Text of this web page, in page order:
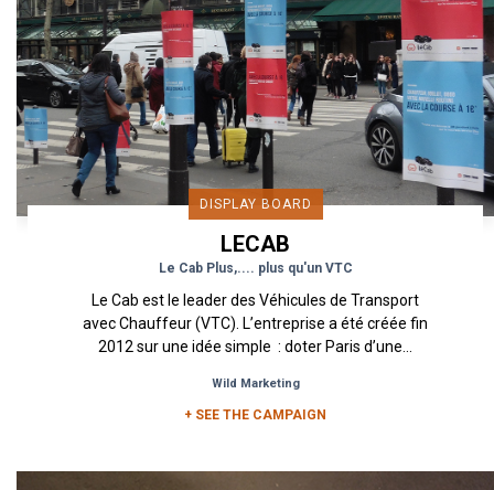
DISPLAY BOARD
LECAB
Le Cab Plus,.... plus qu'un VTC
Le Cab est le leader des Véhicules de Transport
avec Chauffeur (VTC). L’entreprise a été créée fin
2012 sur une idée simple : doter Paris d’une...
Wild Marketing
+ SEE THE CAMPAIGN